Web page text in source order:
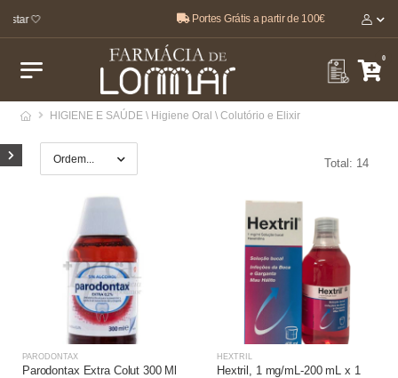
🤍 Portes Grátis a partir de 100€
0
HIGIENE E SAÚDE \ Higiene Oral \ Colutório e Elixir
Total: 14
PARODONTAX
Parodontax Extra Colut 300 Ml
HEXTRIL
Hextril, 1 mg/mL-200 mL x 1